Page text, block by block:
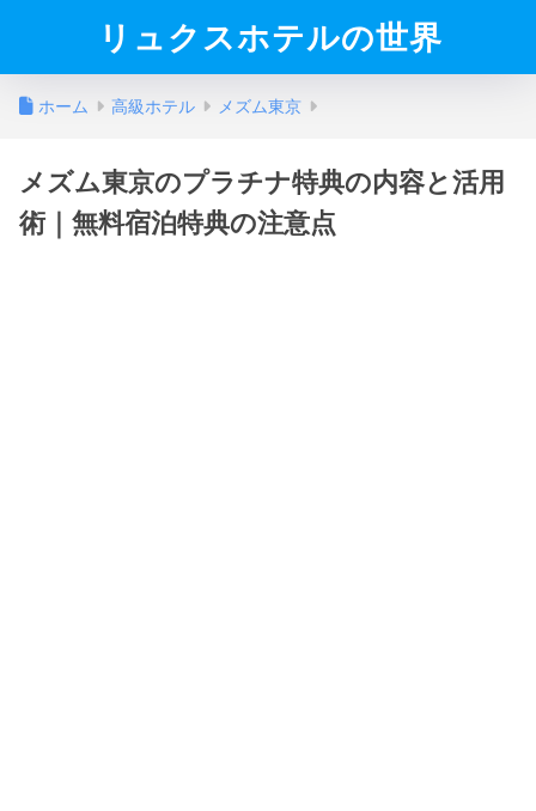
リュクスホテルの世界
ホーム 高級ホテル メズム東京
メズム東京のプラチナ特典の内容と活用
術｜無料宿泊特典の注意点